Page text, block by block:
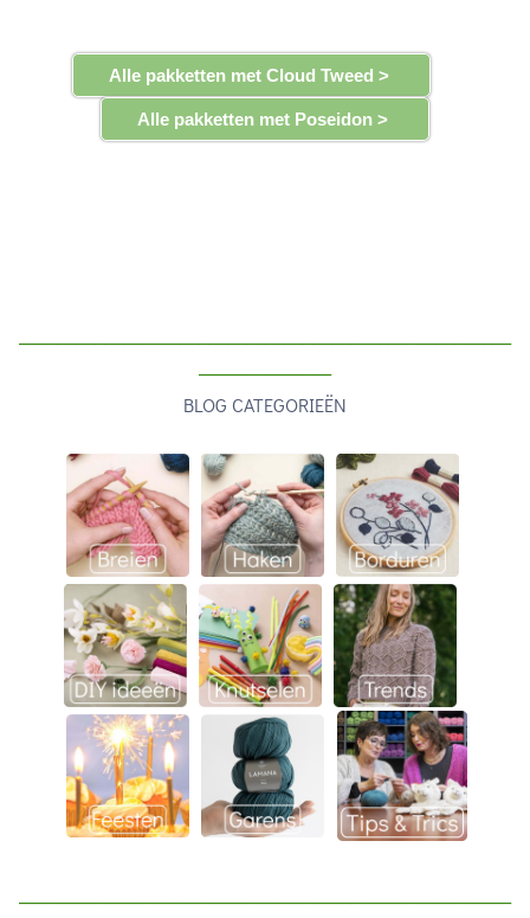
Alle pakketten met Cloud Tweed >
Alle pakketten met Poseidon >
BLOG CATEGORIEËN